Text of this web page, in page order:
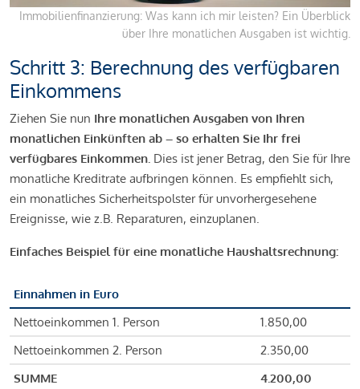
Immobilienfinanzierung: Was kann ich mir leisten? Ein Überblick
über Ihre monatlichen Ausgaben ist wichtig.
Schritt 3: Berechnung des verfügbaren
Einkommens
Ziehen Sie nun Ihre monatlichen Ausgaben von Ihren
monatlichen Einkünften ab – so erhalten Sie Ihr frei
verfügbares Einkommen. Dies ist jener Betrag, den Sie für Ihre
monatliche Kreditrate aufbringen können. Es empfiehlt sich,
ein monatliches Sicherheitspolster für unvorhergesehene
Ereignisse, wie z.B. Reparaturen, einzuplanen.
Einfaches Beispiel für eine monatliche Haushaltsrechnung:
Einnahmen in Euro
Nettoeinkommen 1. Person
1.850,00
Nettoeinkommen 2. Person
2.350,00
SUMME
4.200,00